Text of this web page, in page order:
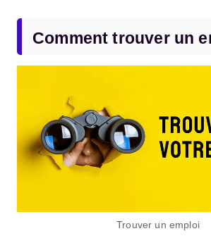
Comment trouver un
Trouver un emploi